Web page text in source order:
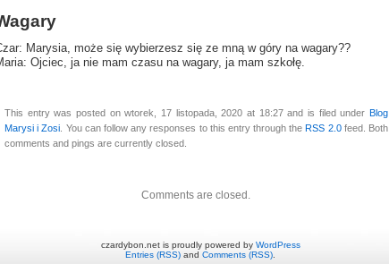
Marysia, może się wybierzesz się ze mną w góry na wagary??
Ojciec, ja nie mam czasu na wagary, ja mam szkołę.
This entry was posted on wtorek, 17 listopada, 2020 at 18:27 and is filed under Blog
Marysi i Zosi . You can follow any responses to this entry through theRSS 2.0feed. Both
comments and pings are currently closed.
Comments are closed.
czardybon.net is proudly powered by WordPress
Entries (RSS) and Comments (RSS)